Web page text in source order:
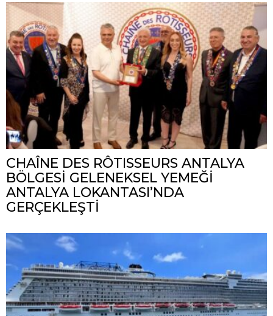
CHAÎNE DES RÔTISSEURS ANTALYA
BÖLGESİ GELENEKSEL YEMEĞİ
ANTALYA LOKANTASI’NDA
GERÇEKLEŞTİ